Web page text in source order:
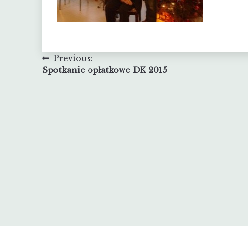
Nawigacja
wpisu
Previous:
Spotkanie opłatkowe DK 2015